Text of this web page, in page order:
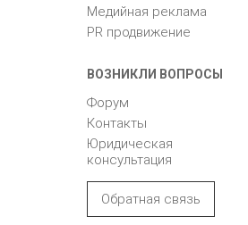
Медийная реклама
PR продвижение
ВОЗНИКЛИ ВОПРОСЫ
Форум
Контакты
Юридическая
консультация
Обратная связь